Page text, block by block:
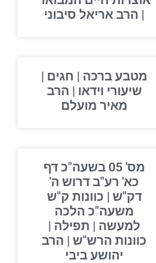
| הרב אריאל סיבוני
מטבע ברכה | חגים |
שיעורי וידאו | הרב
מאיר מועלם
מס' 05 בשעה"כ דף
כא' רע"ב דרוש ה'
דק"ש | כוונות ק"ש
משעה"כ הלכה
למעשה | תפילה |
כוונות הרש"ש | הרב
יהושע ביבי